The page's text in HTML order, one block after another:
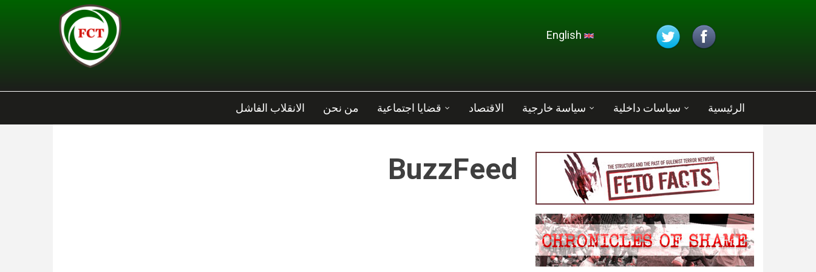
الرئيسية سياسات داخلية سياسة خارجية الاقتصاد قضايا اجتماعية من نحن الانقلاب الفاشل
BuzzFeed